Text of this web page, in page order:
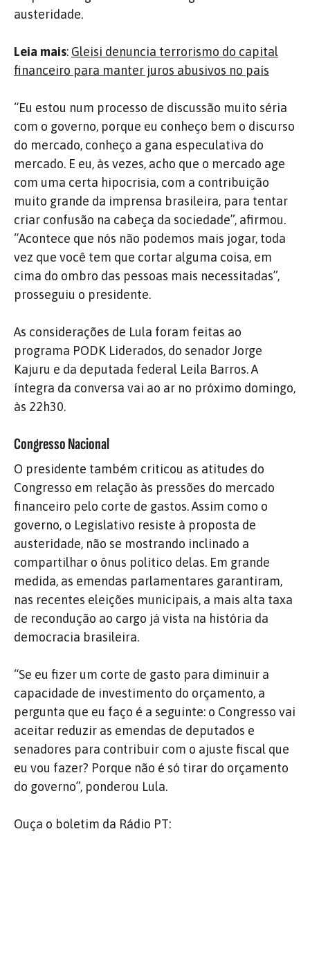
austeridade.
Leia mais: Gleisi denuncia terrorismo do capital
financeiro para manter juros abusivos no país
“Eu estou num processo de discussão muito séria
com o governo, porque eu conheço bem o discurso
do mercado, conheço a gana especulativa do
mercado. E eu, às vezes, acho que o mercado age
com uma certa hipocrisia, com a contribuição
muito grande da imprensa brasileira, para tentar
criar confusão na cabeça da sociedade”, afirmou.
“Acontece que nós não podemos mais jogar, toda
vez que você tem que cortar alguma coisa, em
cima do ombro das pessoas mais necessitadas”,
prosseguiu o presidente.
As considerações de Lula foram feitas ao
programa PODK Liderados, do senador Jorge
Kajuru e da deputada federal Leila Barros. A
íntegra da conversa vai ao ar no próximo domingo,
às 22h30.
Congresso Nacional
O presidente também criticou as atitudes do
Congresso em relação às pressões do mercado
financeiro pelo corte de gastos. Assim como o
governo, o Legislativo resiste à proposta de
austeridade, não se mostrando inclinado a
compartilhar o ônus político delas. Em grande
medida, as emendas parlamentares garantiram,
nas recentes eleições municipais, a mais alta taxa
de recondução ao cargo já vista na história da
democracia brasileira.
“Se eu fizer um corte de gasto para diminuir a
capacidade de investimento do orçamento, a
pergunta que eu faço é a seguinte: o Congresso vai
aceitar reduzir as emendas de deputados e
senadores para contribuir com o ajuste fiscal que
eu vou fazer? Porque não é só tirar do orçamento
do governo”, ponderou Lula.
Ouça o boletim da Rádio PT: